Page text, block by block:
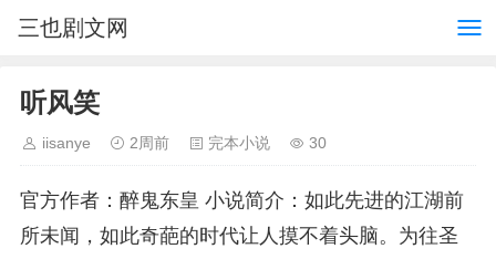
三也剧文网
听风笑
iisanye 2周前 完本小说 30
官方作者：醉鬼东皇 小说简介：如此先进的江湖前
所未闻，如此奇葩的时代让人摸不着头脑。为往圣